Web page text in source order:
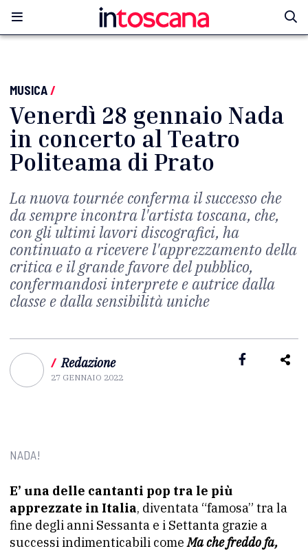
MUSICA/
Venerdì 28 gennaio Nada
in concerto al Teatro
Politeama di Prato
La nuova tournée conferma il successo che
da sempre incontra l'artista toscana, che,
con gli ultimi lavori discografici, ha
continuato a ricevere l'apprezzamento della
critica e il grande favore del pubblico,
confermandosi interprete e autrice dalla
classe e dalla sensibilità uniche
/ Redazione
27 GENNAIO 2022
NADA!
E’ una delle cantanti pop tra le più
apprezzate in Italia, diventata “famosa” tra la
fine degli anni Sessanta e i Settanta grazie a
successi indimenticabili comeMa che freddo fa,